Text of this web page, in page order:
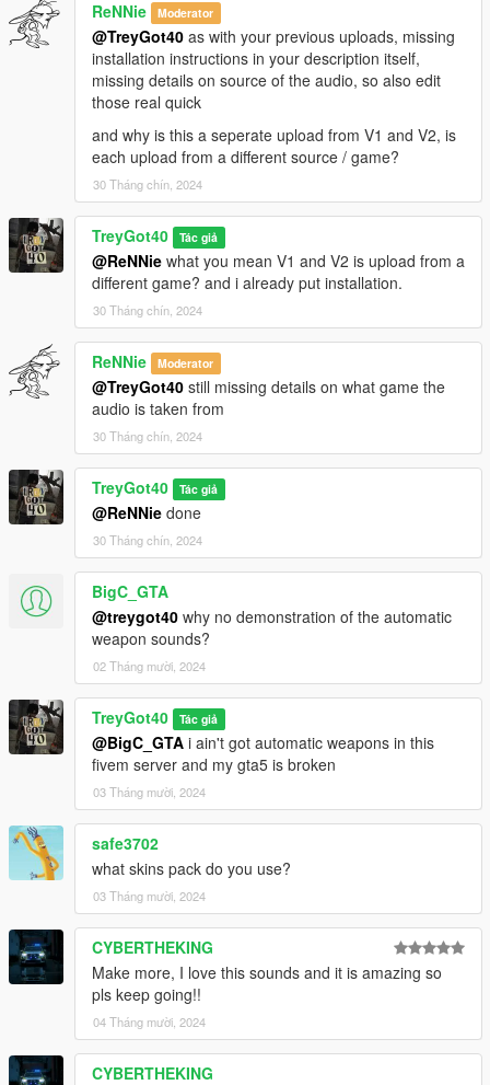
ReNNie Moderator
@TreyGot40 as with your previous uploads, missing
installation instructions in your description itself,
missing details on source of the audio, so also edit
those real quick
and why is this a seperate upload from V1 and V2, is
each upload from a different source / game?
30 Tháng chín, 2024
TreyGot40 Tác giả
@ReNNie what you mean V1 and V2 is upload from a
different game? and i already put installation.
30 Tháng chín, 2024
ReNNie Moderator
@TreyGot40 still missing details on what game the
audio is taken from
30 Tháng chín, 2024
TreyGot40 Tác giả
@ReNNie done
30 Tháng chín, 2024
BigC_GTA
@treygot40 why no demonstration of the automatic
weapon sounds?
02 Tháng mười, 2024
TreyGot40 Tác giả
@BigC_GTA i ain't got automatic weapons in this
fivem server and my gta5 is broken
03 Tháng mười, 2024
safe3702
what skins pack do you use?
03 Tháng mười, 2024
CYBERTHEKING
Make more, I love this sounds and it is amazing so
pls keep going!!
04 Tháng mười, 2024
CYBERTHEKING